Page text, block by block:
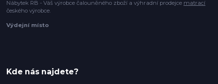
Nábytek RB - Váš výrobce čalouněného zboží a výhradní prodejce matrací
českého výrobce.
Výdejní místo
Kde nás najdete?